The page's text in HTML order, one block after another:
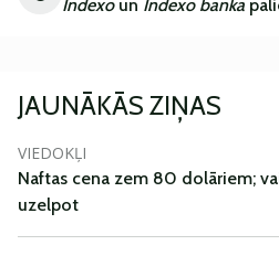
Indexoun Indexo banka
JAUNĀKĀS ZIŅAS
VIEDOKĻI
Naftas cena zem 80 dolāriem;
uzelpot